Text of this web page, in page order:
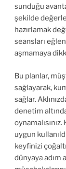
sunduğu
şekilde
hazırlamak
seansları
aşmamaya
Bu planlar,
sağlayarak,
sağlar.
denetim
uygun
keyfinizi
dünyaya adım